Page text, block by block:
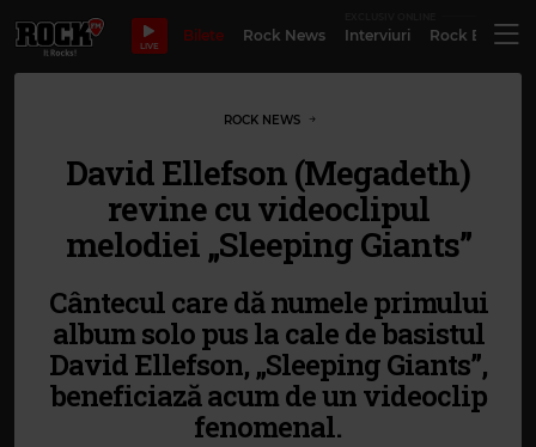
LIVE
Bilete Rock News Interviuri Rock
ROCK NEWS
David Ellefson (Megadeth)
revine cu videoclipul
melodiei „Sleeping Giants”
Cântecul care dă numele primului
album solo pus la cale de basistul
David Ellefson, „Sleeping Giants”,
beneficiază acum de un videoclip
fenomenal.